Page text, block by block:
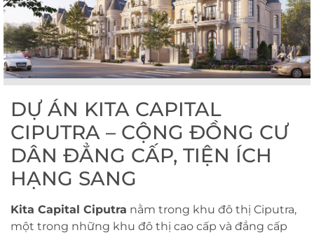
DỰ ÁN KITA CAPITAL
CIPUTRA – CỘNG ĐỒNG CƯ
DÂN ĐẲNG CẤP, TIỆN ÍCH
HẠNG SANG
Kita Capital Ciputra nằm trong khu đô thị Ciputra,
một trong những khu đô thị cao cấp và đẳng cấp